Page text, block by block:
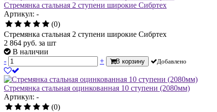
Стремянка стальная 2 ступени широкие Сибртех
Артикул: -
(0)
Стремянка стальная 2 ступени широкие Сибртех
2 864 руб. за шт
В наличии
-
+ В корзину Добавлено
Стремянка стальная оцинкованная 10 ступени (2080мм)
Артикул: -
(0)